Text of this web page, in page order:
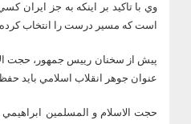
وي با تاكيد بر اينكه به جز
است كه مسير درست را انتخاب كرده
پيش از سخنان رييس جمهور، حجت
عنوان جوهر انقلاب اسلامي بايد
حجت الاسلام و المسلمين